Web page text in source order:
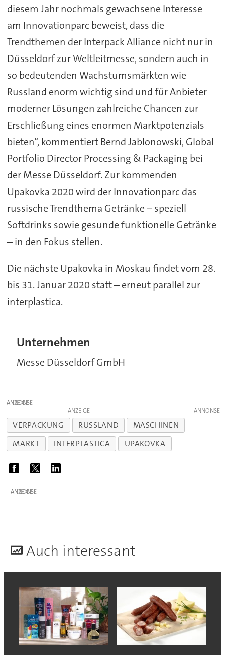
diesem Jahr nochmals gewachsene Interesse
am Innovationparc beweist, dass die
Trendthemen der Interpack Alliance nicht nur in
Düsseldorf zur Weltleitmesse, sondern auch in
so bedeutenden Wachstumsmärkten wie
Russland enorm wichtig sind und für Anbieter
moderner Lösungen zahlreiche Chancen zur
Erschließung eines enormen Marktpotenzials
bieten“, kommentiert Bernd Jablonowski, Global
Portfolio Director Processing & Packaging bei
der Messe Düsseldorf. Zur kommenden
Upakovka 2020 wird der Innovationparc das
russische Trendthema Getränke – speziell
Softdrinks sowie gesunde funktionelle Getränke
– in den Fokus stellen.
Die nächste Upakovka in Moskau findet vom 28.
bis 31. Januar 2020 statt – erneut parallel zur
interplastica.
Unternehmen
Messe Düsseldorf GmbH
ANZEIGE
ANZEIGE
VERPACKUNG RUSSLAND
MASCHINEN
MARKT
INTERPLASTICA UPAKOVKA
ANZEIGE
Auch interessant